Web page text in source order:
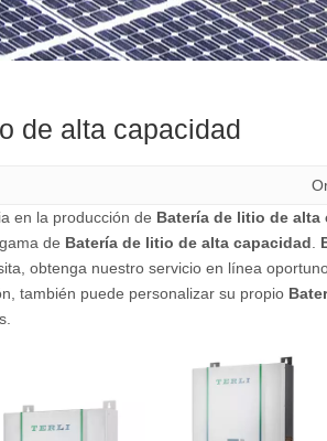
de alta capacidad
en la producción de Batería de litio de alta
de Batería de litio de alta capacidad
obtenga nuestro servicio en línea
también puede personalizar su propio